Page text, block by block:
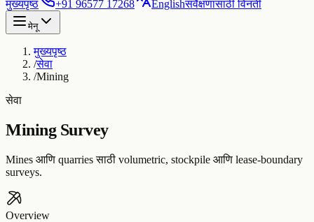
मुख्यपृष्ठ
+91 96577 17268 Englishसर्वेक्षणासाठी विनंती
मेनू
मुख्यपृष्ठ
/सेवा
/Mining
सेवा
Mining Survey
Mines आणि quarries साठी volumetric, stockpile आणि lease-boundary
surveys.
Overview